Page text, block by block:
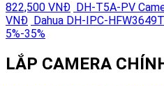
822,500 VNĐ DH-T5A-PV
VNĐ Dahua DH-IPC-
5%-35%
LẮP CAMERA